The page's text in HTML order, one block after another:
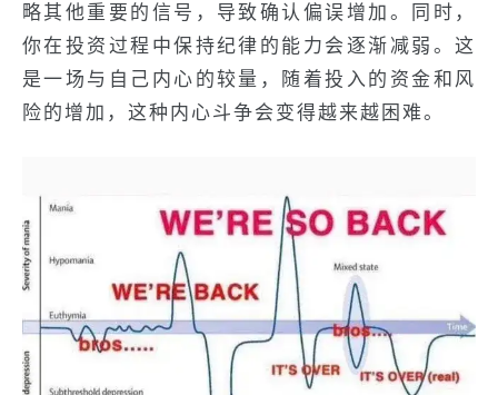
略其他重要的信号，导致确认偏误增加。同时，
你在投资过程中保持纪律的能力会逐渐减弱。这
是一场与自己内心的较量，随着投入的资金和风
险的增加，这种内心斗争会变得越来越困难。